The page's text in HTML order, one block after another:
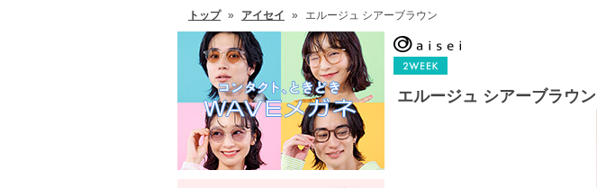
トップ » アイセイ » エルージュ シアーブラウン
エルージュ シアーブラウン